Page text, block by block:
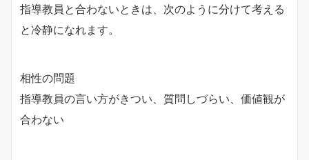
指導教員と合わないときは、次のように分けて考える
と冷静になれます。
相性の問題
指導教員の言い方がきつい、質問しづらい、価値観が
合わない